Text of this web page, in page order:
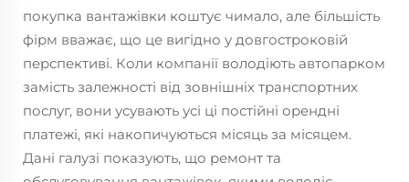
покупка вантажівки коштує чимало, але більшість
фірм вважає, що це вигідно у довгостроковій
перспективі. Коли компанії володіють автопарком
замість залежності від зовнішніх транспортних
послуг, вони усувають усі ці постійні орендні
платежі, які накопичуються місяць за місяцем.
Дані галузі показують, що ремонт та